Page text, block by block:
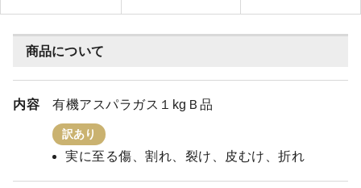
商品について
内容 有機アスパラガス１kgＢ品
訳あり
実に至る傷、割れ、裂け、皮むけ、折れ